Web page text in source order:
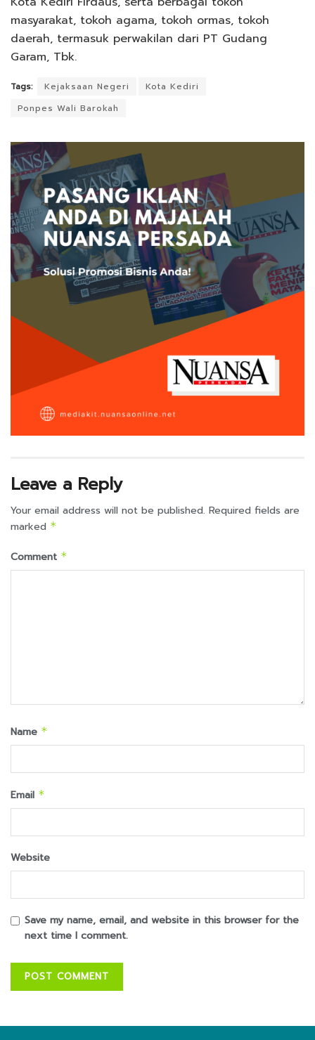
masyarakat, tokoh agama, tokoh ormas, tokoh
daerah, termasuk perwakilan dari PT Gudang
Garam, Tbk.
Tags: Kejaksaan Negeri
Kota Kediri
Ponpes Wali Barokah
Leave a Reply
Your email address will not be published. Required fields are
marked *
Comment *
Name *
Email *
Website
Save my name, email, and website in this browser for the
next time I comment.